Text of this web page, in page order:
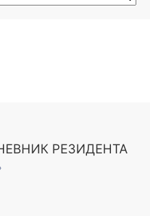
РЕЗИДЕНТА